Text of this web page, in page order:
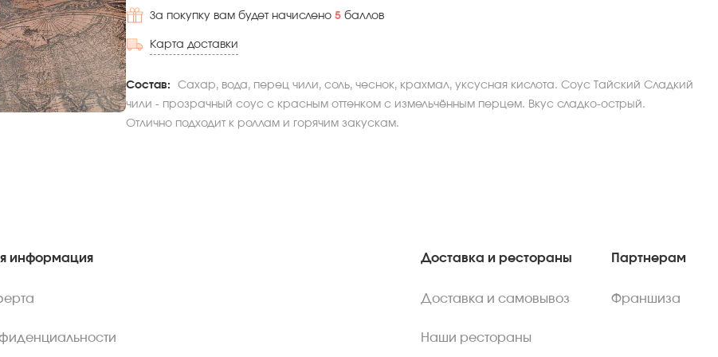
За покупку вам будет начислено 5 баллов
Карта доставки
Состав:
Сахар, вода, перец чили, соль, чеснок, крахмал, уксусная кислота. Соус Тайский Сладкий
чили - прозрачный соус с красным оттенком с измельчённым перцем. Вкус сладко-острый.
Отлично подходит к роллам и горячим закускам.
информация Доставка и рестораны
Доставка и самовывоз
Наши рестораны
Партнерам
Франшиза